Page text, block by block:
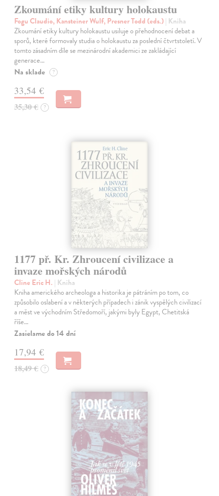
Zkoumání etiky kultury holokaustu
Fogu Claudio, Kansteiner Wulf, Presner Todd (eds.)| Kniha
Zkoumání etiky kultury holokaustu usiluje o přehodnocení debat a
sporů, které formovaly studia o holokaustu za poslední čtvrtstoletí. V
tomto zásadním díle se mezinárodní akademici ze zakládající
generace…
Na sklade ?
33,54 €
35,30 € ?
1177 př. Kr. Zhroucení civilizace a
invaze mořských národů
Cline Eric H. | Kniha
Kniha amerického archeologa a historika je pátráním po tom, co
způsobilo oslabení a v některých případech i zánik vyspělých civilizací
a měst ve východním Středomoří, jakými byly Egypt, Chetitská
říše…
Zasielame do 14 dní
17,94 €
18,49 € ?